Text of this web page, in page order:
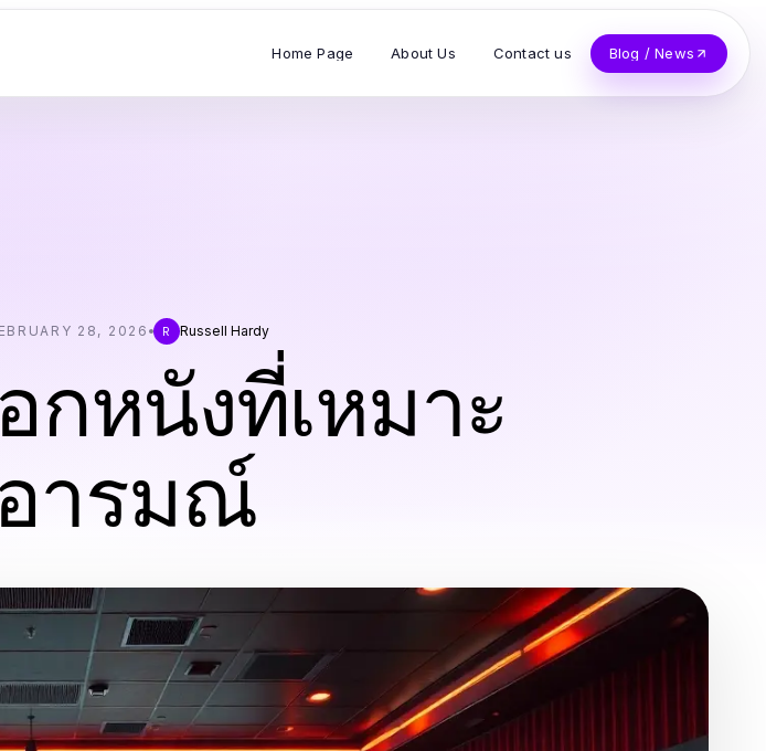
Home Page About Us Contact us Blog / News
28, 2026 R Russell Hardy
กหนังที่เหมาะ
ารมณ์